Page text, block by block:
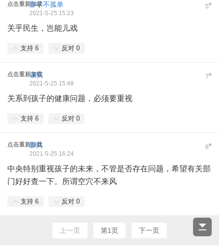
点击重新加载 5#
影孑不孤单
2021-5-25 15:23
关乎民生，岂能儿戏
支持 6 反对 0
点击重新加载 7#
诚实
2021-5-25 15:48
关系到孩子的健康问题，必须要重视
支持 6 反对 0
点击重新加载 8#
影兵
2021-5-25 16:24
中央特别重视孩子的未来，不管是否存在问题，希望有关部
门好好查一下。所谓空穴不来风
支持 6 反对 0
上一页 第1页 下一页